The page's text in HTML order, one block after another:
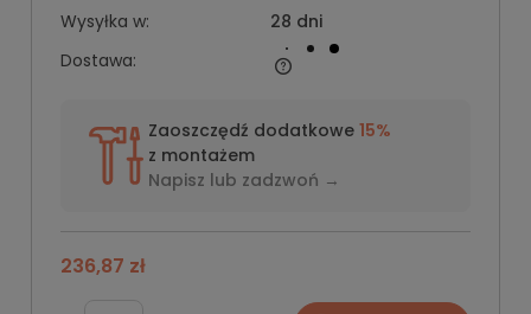
Wysyłka w:
28 dni
Dostawa:
Zaoszczędź dodatkowe 15%
z montażem
Napisz lub zadzwoń →
236,87 zł